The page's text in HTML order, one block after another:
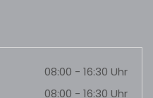
08:00 - 16:30 Uhr
08:00 - 16:30 Uhr